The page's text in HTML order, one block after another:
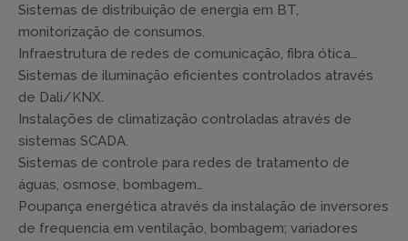
Sistemas de distribuição de energia em BT,
monitorização de consumos.
Infraestrutura de redes de comunicação, fibra ótica…
Sistemas de iluminação eficientes controlados através
de Dali/KNX.
Instalações de climatização controladas através de
sistemas SCADA.
Sistemas de controle para redes de tratamento de
águas, osmose, bombagem…
Poupança energética através da instalação de inversores
de frequencia em ventilação, bombagem; variadores